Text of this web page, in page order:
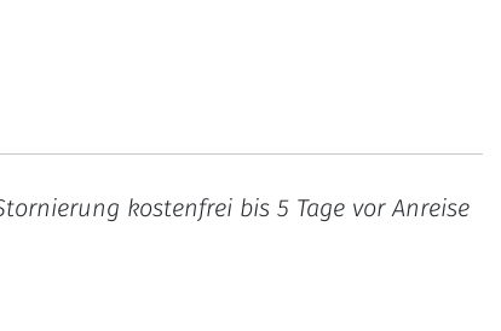
kostenfrei bis 5 Tage vor Anreise